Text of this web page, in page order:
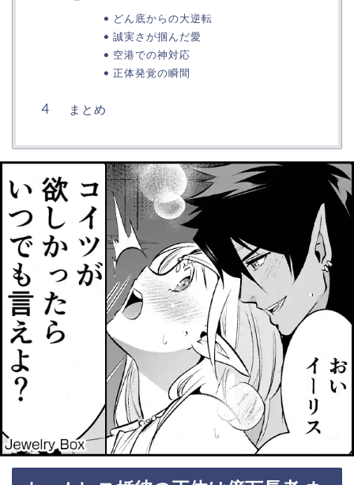
どん底からの大逆転
誠実さが掴んだ愛
空港での神対応
正体発覚の瞬間
まとめ